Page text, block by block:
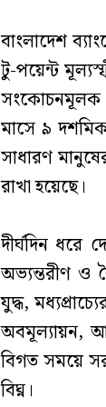
বাংলাদেশ
টু-পয়েন্ট
সংকোচনমূলক
মাসে ৯
সাধারণ
রাখা হয়েছে।
দীর্ঘদিন ধরে
অভ্যন্তরীণ ও
যুদ্ধ,
অবমূল্যায়ন,
বিগত সময়ে
বিঘ্ন।